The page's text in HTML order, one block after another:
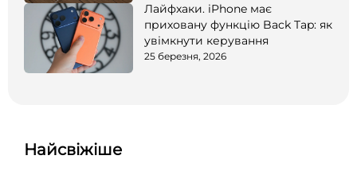
Лайфхаки. iPhone має
приховану функцію Back Tap: як
увімкнути керування
25 березня, 2026
Найсвіжіше